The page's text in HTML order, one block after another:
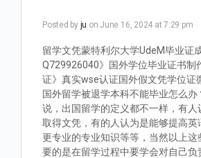
Posted by ju on June 16, 2024 at 7:29 pm
留学文凭蒙特利尔大学UdeM毕业证
Q729926040》国外学位毕业证书制
证》真实wse认证国外假文凭学位证
国外留学被退学本科不能毕业怎么
说，出国留学的定义都不一样，有人
取得文凭，有的人认为是能够提高英
更专业的专业知识等等，当然以上这
要的是在留学过程中要学会对自己负